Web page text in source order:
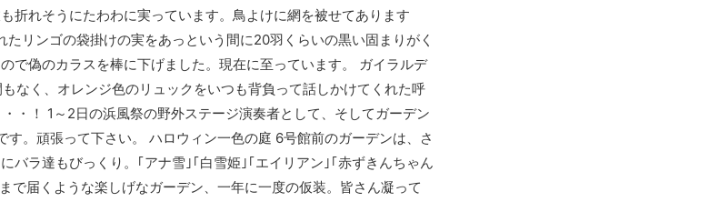
折れそうにたわわに実っています。鳥よけに網を被せてあります
リンゴの袋掛けの実をあっという間に20羽くらいの黒い固まりがく
で偽のカラスを棒に下げました。現在に至っています。 ガイラルデ
なく、オレンジ色のリュックをいつも背負って話しかけてくれた呼
・！ 1～2日の浜風祭の野外ステージ演奏者として、そしてガーデン
。頑張って下さい。 ハロウィン一色の庭 6号館前のガーデンは、さ
バラ達もびっくり。｢アナ雪｣｢白雪姫｣｢エイリアン｣｢赤ずきんちゃん
で届くような楽しげなガーデン、一年に一度の仮装。皆さん凝って